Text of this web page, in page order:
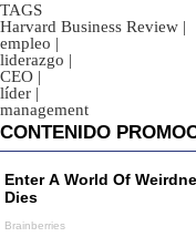
TAGS
Harvard Business Review |
empleo |
liderazgo |
CEO |
líder |
management